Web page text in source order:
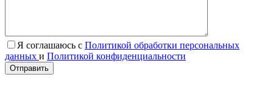
Я соглашаюсь с Политикой обработки персональных
данных и Политикой конфиденциальности
Отправить